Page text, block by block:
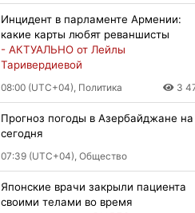
Инцидент в парламенте Армении:
какие карты любят реваншисты
- АКТУАЛЬНО от Лейлы
Таривердиевой
08:00 (UTC+04), Политика 3
Прогноз погоды в Азербайджане на
сегодня
07:39 (UTC+04), Общество
Японские врачи закрыли пациента
своими телами во время